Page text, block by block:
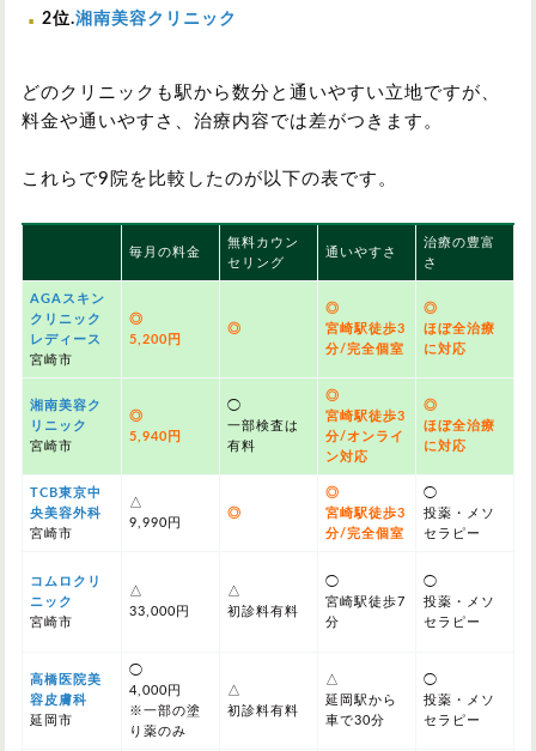
2位.湘南美容クリニック
どのクリニックも駅から数分と通いやすい立地ですが、
料金や通いやすさ、治療内容では差がつきます。
これらで9院を比較したのが以下の表です。
毎月の料金
無料カウン
セリング
通いやすさ
治療の豊富
さ
AGAスキン
クリニック
レディース
宮崎市
◎
5,200円
◎
◎
宮崎駅徒歩3
分/完全個室
◎
ほぼ全治療
に対応
湘南美容ク
リニック
宮崎市
◎
5,940円
◯
一部検査は
有料
◎
宮崎駅徒歩3
分/オンライ
ン対応
◎
ほぼ全治療
に対応
TCB東京中
央美容外科
宮崎市
△
9,990円
◎
◎
宮崎駅徒歩3
分/完全個室
◯
投薬・メソ
セラピー
コムロクリ
ニック
宮崎市
△
33,000円
△
初診料有料
◯
宮崎駅徒歩7
分
◯
投薬・メソ
セラピー
高橋医院美
容皮膚科
延岡市
◯
4,000円
※一部の塗
り薬のみ
△
初診料有料
△
延岡駅から
車で30分
◯
投薬・メソ
セラピー